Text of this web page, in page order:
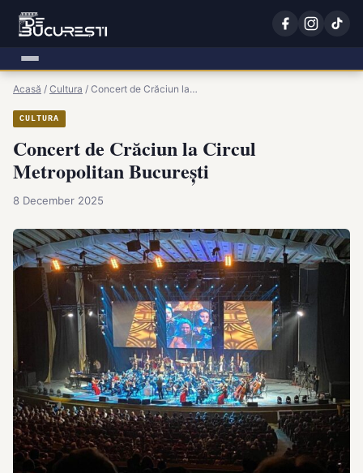
Acasă / Cultura / Concert de Crăciun la…
CULTURA
Concert de Crăciun la Circul
Metropolitan București
8 December 2025